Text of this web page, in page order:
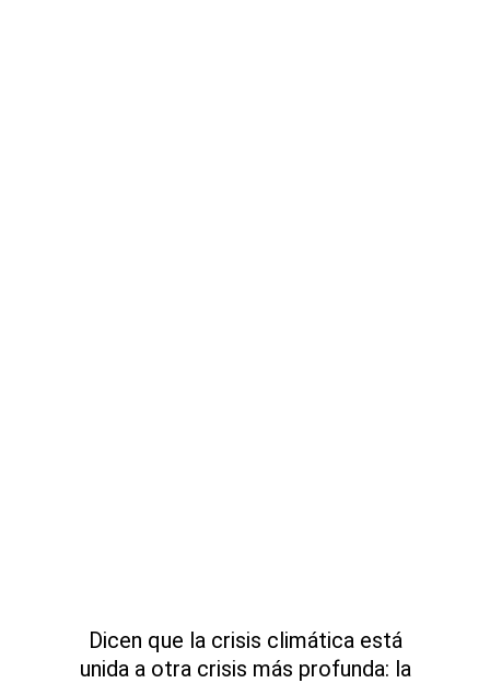
Dicen que la crisis climática está
unida a otra crisis más profunda: la